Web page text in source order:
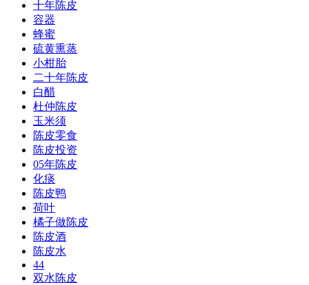
十年陈皮
容器
蜂蜜
硫黄熏蒸
小柑胎
二十年陈皮
白醋
杜仲陈皮
玉米须
陈皮零食
陈皮投资
05年陈皮
化痰
陈皮鸭
荷叶
橘子做陈皮
陈皮酒
陈皮水
44
双水陈皮